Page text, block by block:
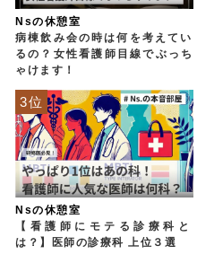
Nsの休憩室
病棟飲み会の時は何を考えてい
るの？女性看護師目線でぶっち
ゃけます！
Nsの休憩室
【看護師にモテる診療科と
は？】医師の診療科 上位３選
3位